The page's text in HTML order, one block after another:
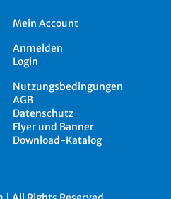
Mein Account
Anmelden
Login
Nutzungsbedingungen
AGB
Datenschutz
Flyer und Banner
Download-Katalog